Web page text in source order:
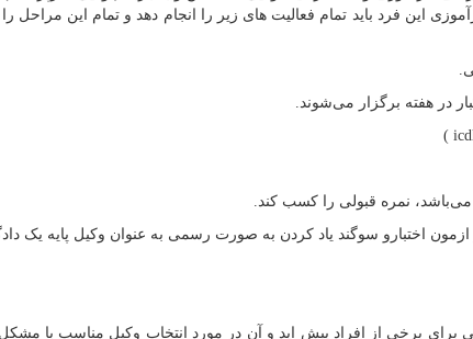
این فرد باید تمام فعالیت های زیر را انجام دهد و تمام این مراحل
)
نمره قبولی را کسب کند.
برخی از افراد پیش اید و آن در مورد انتخاب وکیل مناسب با